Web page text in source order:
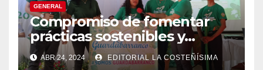
GENERAL
Compromiso de fomentar
prácticas sostenibles y
conciencia ecológica en las
instituciones educativas
ABR 24, 2024 EDITORIAL LA COSTEÑÍSIMA